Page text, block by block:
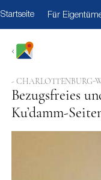
Startseite Für
- CHARLOTTENBURG-
Bezugsfreies
Ku’damm-